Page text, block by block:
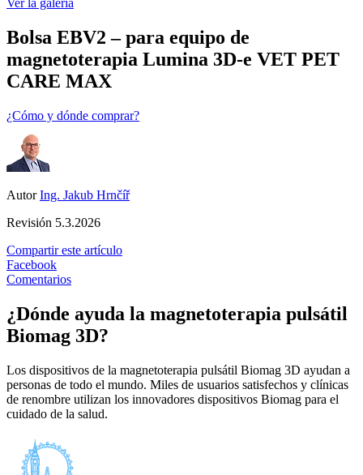
Ver la galería
Bolsa EBV2 – para equipo de
magnetoterapia Lumina 3D-e VET PET
CARE MAX
¿Cómo y dónde comprar?
Autor Ing. Jakub Hrnčíř
Revisión 5.3.2026
Compartir este artículo
Facebook
Comentarios
¿Dónde ayuda la magnetoterapia pulsátil
Biomag 3D?
Los dispositivos de la magnetoterapia pulsátil Biomag 3D ayudan a
personas de todo el mundo. Miles de usuarios satisfechos y clínicas
de renombre utilizan los innovadores dispositivos Biomag para el
cuidado de la salud.